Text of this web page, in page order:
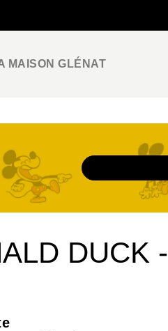
MAISON GLÉNAT
DUCK -